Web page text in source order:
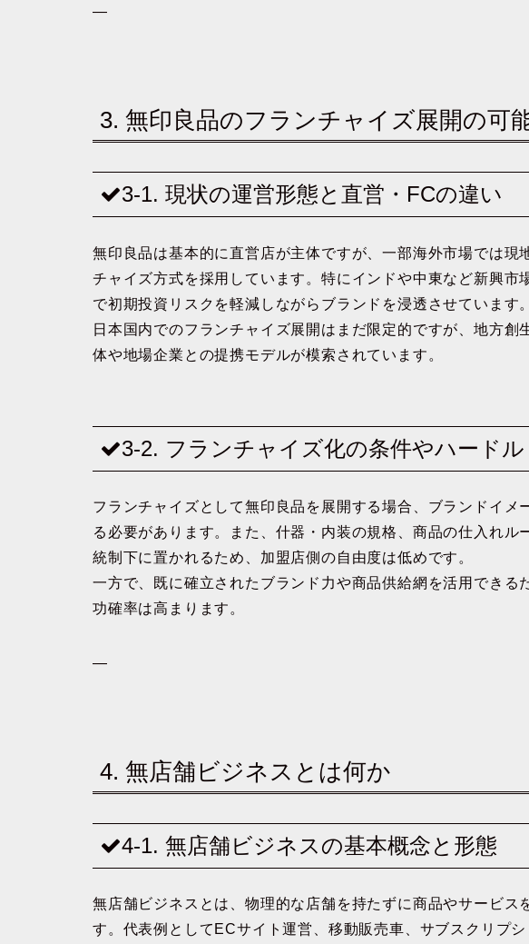
—
3. 無印良品のフランチャイズ展開の可
3-1. 現状の運営形態と直営・FCの違い
無印良品は基本的に直営店が主体ですが、一部海外市場では現
チャイズ方式を採用しています。特にインドや中東など新興市
で初期投資リスクを軽減しながらブランドを浸透させています。
日本国内でのフランチャイズ展開はまだ限定的ですが、地方創
体や地場企業との提携モデルが模索されています。
3-2. フランチャイズ化の条件やハードル
フランチャイズとして無印良品を展開する場合、ブランドイメ
る必要があります。また、什器・内装の規格、商品の仕入れル
統制下に置かれるため、加盟店側の自由度は低めです。
一方で、既に確立されたブランド力や商品供給網を活用できる
功確率は高まります。
—
4. 無店舗ビジネスとは何か
4-1. 無店舗ビジネスの基本概念と形態
無店舗ビジネスとは、物理的な店舗を持たずに商品やサービス
す。代表例としてECサイト運営、移動販売車、サブスクリプ